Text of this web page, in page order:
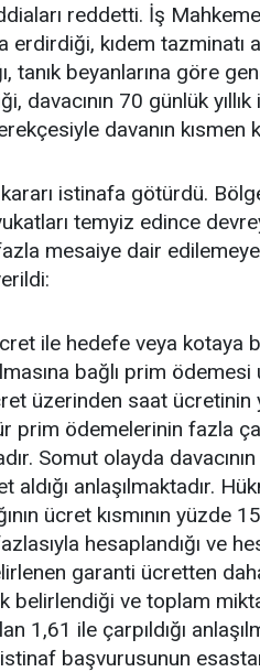
reddetti. İş
kıdem tazminatı
tanık beyanlarına göre
davacının 70 günlük
davanın kısmen
kararı istinafa götürdü.
temyiz edince
mesaiye dair
ile hedefe veya kotaya
bağlı prim
üzerinden saat ücretinin
prim ödemelerinin fazla
Somut olayda
aldığı anlaşılmaktadır.
ücret kısmının yüzde
hesaplandığı ve
garanti ücretten
belirlendiği ve toplam
1,61 ile çarpıldığı
istinaf başvurusunun